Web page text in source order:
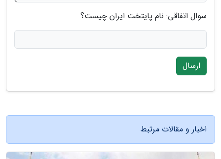
سوال اتفاقی: نام پایتخت ایران چیست؟
ارسال
اخبار و مقالات مرتبط